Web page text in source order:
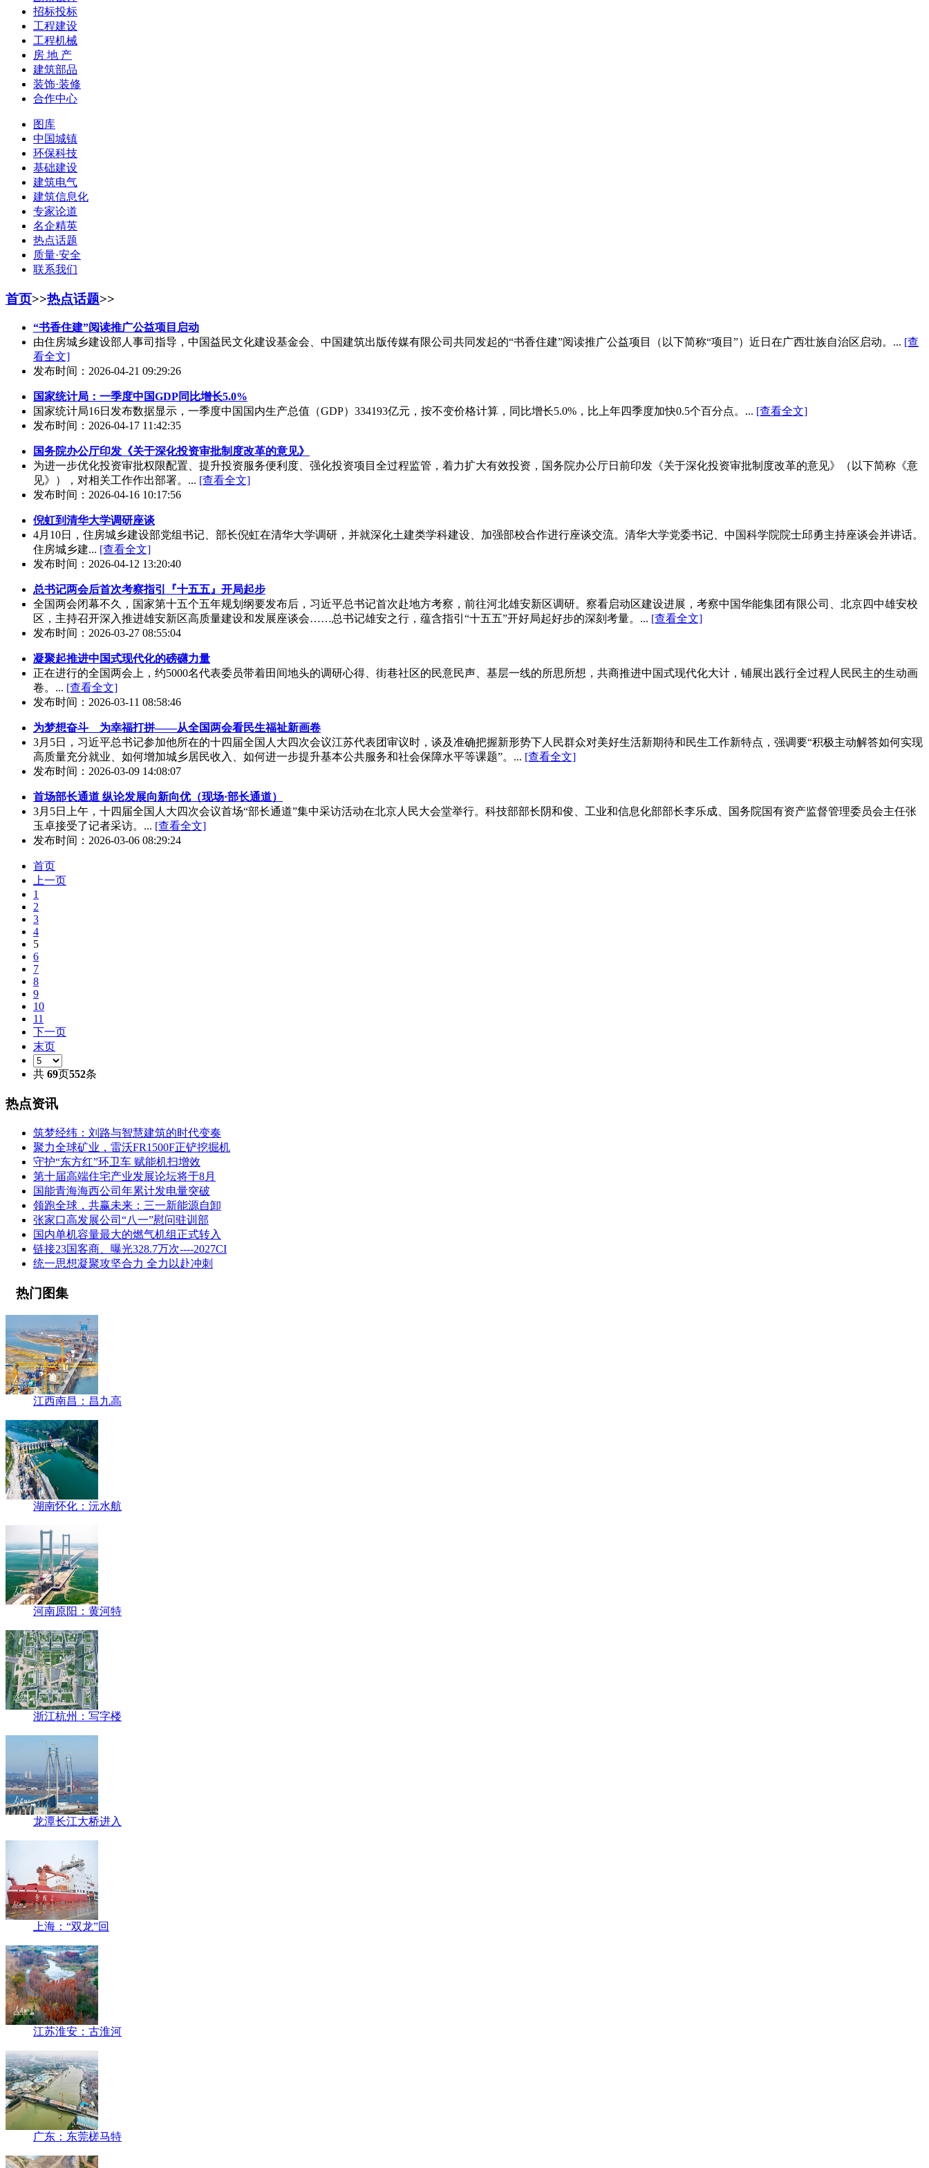
招标投标
工程建设
工程机械
房 地 产
建筑部品
装饰·装修
合作中心
图库
中国城镇
环保科技
基础建设
建筑电气
建筑信息化
专家论道
名企精英
热点话题
质量·安全
联系我们
首页>>热点话题>>
“书香住建”阅读推广公益项目启动
由住房城乡建设部人事司指导，中国益民文化建设基金会、中国建筑出版传媒有限公司共同发起的“书香住建”阅读推广公益项目（以下简称“项目”）近日在广西壮族自治区启动。... [查
看全文]
发布时间：2026-04-21 09:29:26
国家统计局：一季度中国GDP同比增长5.0%
国家统计局16日发布数据显示，一季度中国国内生产总值（GDP）334193亿元，按不变价格计算，同比增长5.0%，比上年四季度加快0.5个百分点。... [查看全文]
发布时间：2026-04-17 11:42:35
国务院办公厅印发《关于深化投资审批制度改革的意见》
为进一步优化投资审批权限配置、提升投资服务便利度、强化投资项目全过程监管，着力扩大有效投资，国务院办公厅日前印发《关于深化投资审批制度改革的意见》（以下简称《意
见》），对相关工作作出部署。... [查看全文]
发布时间：2026-04-16 10:17:56
倪虹到清华大学调研座谈
4月10日，住房城乡建设部党组书记、部长倪虹在清华大学调研，并就深化土建类学科建设、加强部校合作进行座谈交流。清华大学党委书记、中国科学院院士邱勇主持座谈会并讲话。
住房城乡建... [查看全文]
发布时间：2026-04-12 13:20:40
总书记两会后首次考察指引『十五五』开局起步
全国两会闭幕不久，国家第十五个五年规划纲要发布后，习近平总书记首次赴地方考察，前往河北雄安新区调研。察看启动区建设进展，考察中国华能集团有限公司、北京四中雄安校
区，主持召开深入推进雄安新区高质量建设和发展座谈会……总书记雄安之行，蕴含指引“十五五”开好局起好步的深刻考量。... [查看全文]
发布时间：2026-03-27 08:55:04
凝聚起推进中国式现代化的磅礴力量
正在进行的全国两会上，约5000名代表委员带着田间地头的调研心得、街巷社区的民意民声、基层一线的所思所想，共商推进中国式现代化大计，铺展出践行全过程人民民主的生动画
卷。... [查看全文]
发布时间：2026-03-11 08:58:46
为梦想奋斗 为幸福打拼——从全国两会看民生福祉新画卷
3月5日，习近平总书记参加他所在的十四届全国人大四次会议江苏代表团审议时，谈及准确把握新形势下人民群众对美好生活新期待和民生工作新特点，强调要“积极主动解答如何实现
高质量充分就业、如何增加城乡居民收入、如何进一步提升基本公共服务和社会保障水平等课题”。... [查看全文]
发布时间：2026-03-09 14:08:07
首场部长通道 纵论发展向新向优（现场·部长通道）
3月5日上午，十四届全国人大四次会议首场“部长通道”集中采访活动在北京人民大会堂举行。科技部部长阴和俊、工业和信息化部部长李乐成、国务院国有资产监督管理委员会主任张
玉卓接受了记者采访。... [查看全文]
发布时间：2026-03-06 08:29:24
首页
上一页
1
2
3
4
5
6
7
8
9
10
11
下一页
末页
共 69页552条
热点资讯
筑梦经纬：刘路与智慧建筑的时代变奏
聚力全球矿业，雷沃FR1500F正铲挖掘机
守护“东方红”环卫车 赋能机扫增效
第十届高端住宅产业发展论坛将于8月
国能青海海西公司年累计发电量突破
领跑全球，共赢未来：三一新能源自卸
张家口高发展公司“八一”慰问驻训部
国内单机容量最大的燃气机组正式转入
链接23国客商、曝光328.7万次----2027CI
统一思想凝聚攻坚合力 全力以赴冲刺
热门图集
江西南昌：昌九高
湖南怀化：沅水航
河南原阳：黄河特
浙江杭州：写字楼
龙潭长江大桥进入
上海：“双龙”回
江苏淮安：古淮河
广东：东莞槎马特